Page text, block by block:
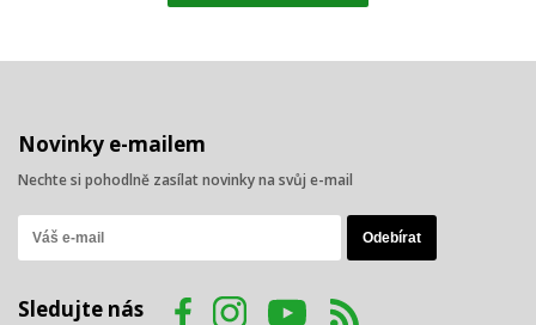
Novinky e-mailem
Nechte si pohodlně zasílat novinky na svůj e-mail
Sledujte nás